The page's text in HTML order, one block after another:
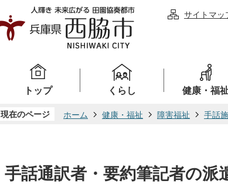
サイトマッ
トップ くらし 健康・福
現在のページ ホーム 健康・福祉 障害福祉 手話
手話通訳者・要約筆記者の派